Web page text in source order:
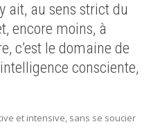
ait, au sens strict du
encore moins, à
c’est le domaine de
consciente,
et intensive, sans se soucier